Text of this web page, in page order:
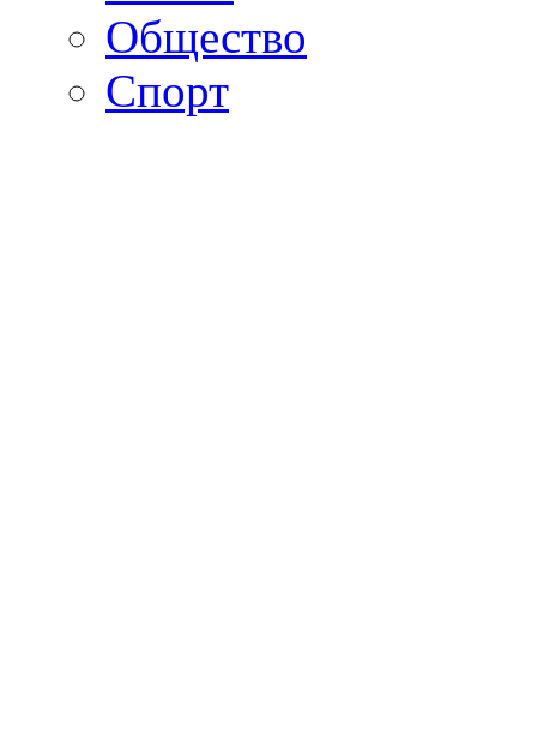
Общество
Спорт